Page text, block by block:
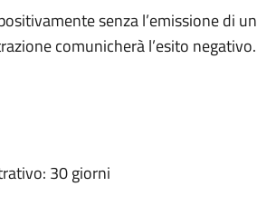
senza l’emissione di un
comunicherà l’esito negativo.
30 giorni